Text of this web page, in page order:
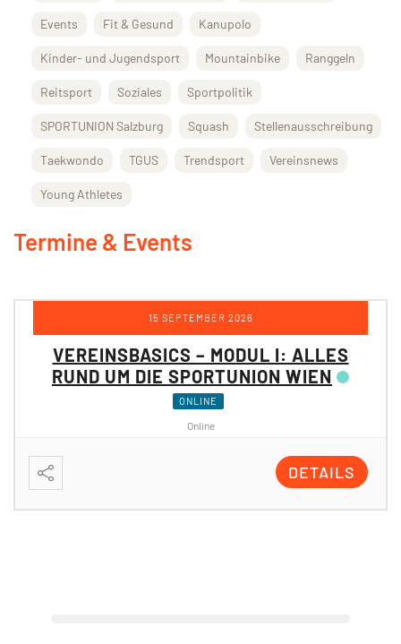
Events Fit & Gesund Kanupolo
Kinder- und Jugendsport Mountainbike Ranggeln
Reitsport Soziales Sportpolitik
SPORTUNION Salzburg Squash Stellenausschreibung
Taekwondo TGUS Trendsport Vereinsnews
Young Athletes
Termine & Events
12 OKTOBER 2026
VEREINSBASICS – MODUL II:
PROJEKTE & FÖRDERUNGEN DER
SPORTUNION WIEN
Online
DETAILS